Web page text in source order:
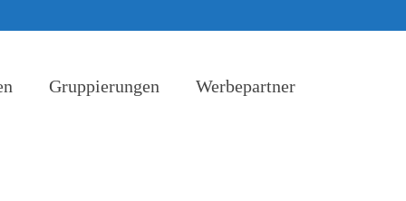
Gruppierungen Werbepartner